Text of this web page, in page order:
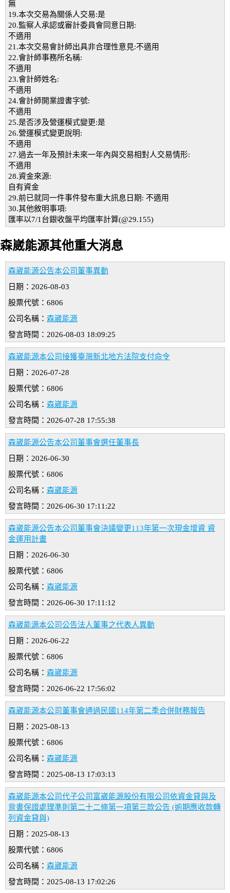
無
19.本次交易為關係人交易:是
20.監察人承認或審計委員會同意日期:
不適用
21.本次交易會計師出具非合理性意見:不適用
22.會計師事務所名稱:
不適用
23.會計師姓名:
不適用
24.會計師開業證書字號:
不適用
25.是否涉及營運模式變更:是
26.營運模式變更說明:
不適用
27.過去一年及預計未來一年內與交易相對人交易情形:
不適用
28.資金來源:
自有資金
29.前已就同一件事件發布重大訊息日期: 不適用
30.其他敘明事項:
匯率以7/1台銀收盤平均匯率計算(@29.155)
森崴能源其他重大消息
森崴能源公告本公司董事異動
日期：2026-08-03
股票代號：6806
公司名稱： 森崴能源
發言時間：2026-08-03 18:09:25
森崴能源本公司接獲臺灣新北地方法院支付命令
日期：2026-07-28
股票代號：6806
公司名稱： 森崴能源
發言時間：2026-07-28 17:55:38
森崴能源公告本公司董事會選任董事長
日期：2026-06-30
股票代號：6806
公司名稱： 森崴能源
發言時間：2026-06-30 17:11:22
森崴能源公告本公司董事會決議變更113年第一次現金增資 資
金運用計畫
日期：2026-06-30
股票代號：6806
公司名稱： 森崴能源
發言時間：2026-06-30 17:11:12
森崴能源本公司公告法人董事之代表人異動
日期：2026-06-22
股票代號：6806
公司名稱： 森崴能源
發言時間：2026-06-22 17:56:02
森崴能源本公司董事會通過民國114年第二季合併財務報告
日期：2025-08-13
股票代號：6806
公司名稱： 森崴能源
發言時間：2025-08-13 17:03:13
森崴能源本公司代子公司富崴能源股份有限公司依資金貸與及
背書保證處理準則第二十二條第一項第三款公告 (逾期應收款轉
列資金貸與)
日期：2025-08-13
股票代號：6806
公司名稱： 森崴能源
發言時間：2025-08-13 17:02:26